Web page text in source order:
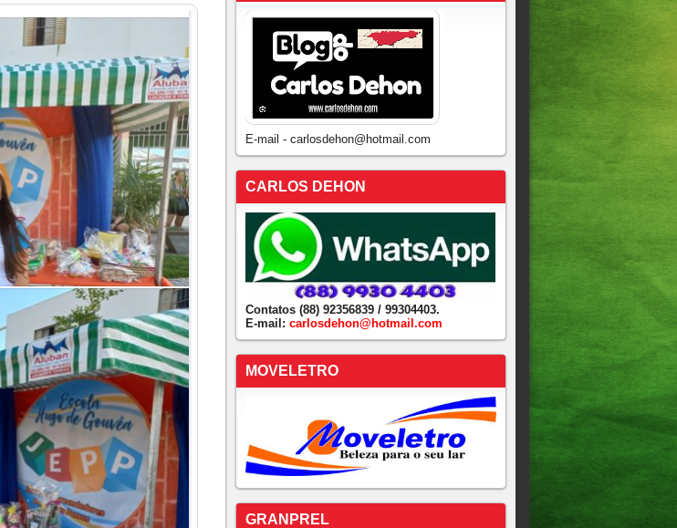
E-mail - carlosdehon@hotmail.com
CARLOS DEHON
Contatos (88) 92356839 / 99304403.
E-mail: carlosdehon@hotmail.com
MOVELETRO
GRANPREL